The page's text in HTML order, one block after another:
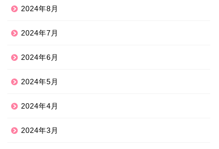
2024年8月
2024年7月
2024年6月
2024年5月
2024年4月
2024年3月